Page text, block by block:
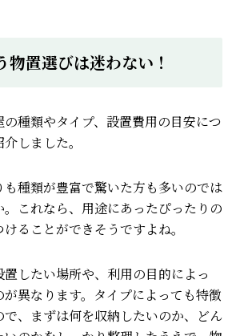
物置選びは迷わない！
種類やタイプ、設置費用の目安につ
しました。
種類が豊富で驚いた方も多いのでは
。これなら、用途にあったぴったりの
ることができそうですよね。
したい場所や、利用の目的によっ
異なります。タイプによっても特徴
で、まずは何を収納したいのか、どん